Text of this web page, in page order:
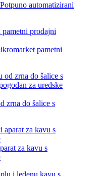
automatizirani
pametni
zrna do šalice s
za kavu s